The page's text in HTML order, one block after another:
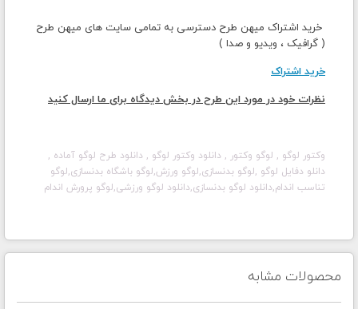
خرید اشتراک میهن طرح دسترسی به تمامی سایت های میهن طرح
( گرافیک ، ویدیو و صدا )
خرید اشتراک
نظرات خود در مورد این طرح در بخش دیدگاه برای ما ارسال کنید
وکتور لوگو , لوگو وکتور , دانلود وکتور لوگو , دانلود طرح لوگو آماده ,
دانلو دفایل لوگو ,لوگو بدنسازی,لوگو ورزش,لوگو باشگاه بدنسازی,لوگو
تناسب اندام,دانلود لوگو بدنسازی,دانلود لوگو ورزشی,لوگو پرورش اندام
محصولات مشابه